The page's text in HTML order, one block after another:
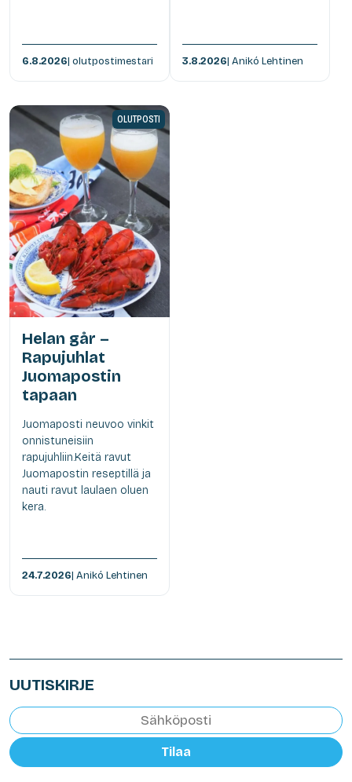
6.8.2026| olutpostimestari 3.8.2026| Anikó Lehtinen
OLUTPOSTI
Helan går –
Rapujuhlat
Juomapostin
tapaan
Juomaposti neuvoo vinkit
onnistuneisiin
rapujuhliin.Keitä ravut
Juomapostin reseptillä ja
nauti ravut laulaen oluen
kera.
24.7.2026| Anikó Lehtinen
UUTISKIRJE
Tilaa